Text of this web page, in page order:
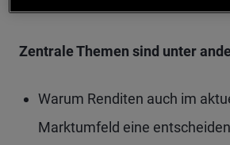
Zentrale Themen sind unter
Warum Renditen auch im
Marktumfeld eine